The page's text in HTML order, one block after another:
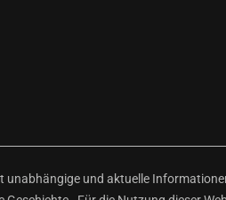
unabhängige und aktuelle